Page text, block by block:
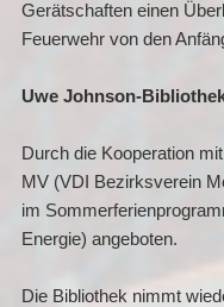
Gerätschaften einen
Feuerwehr von den
Uwe Johnson-
Durch die Kooperation
MV (VDI Bezirksverein
im
Energie) angeboten.
Die Bibliothek nimmt